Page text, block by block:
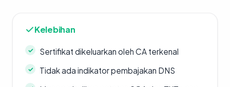
Kelebihan
Sertifikat dikeluarkan oleh CA terkenal
Tidak ada indikator pembajakan DNS